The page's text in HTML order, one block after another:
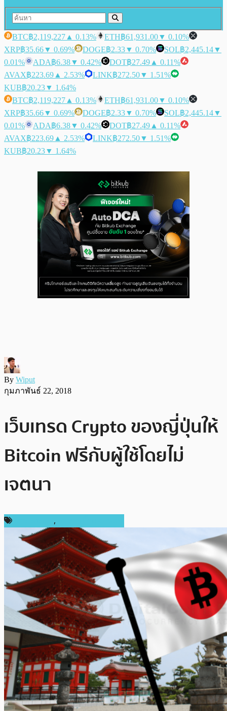
BTC฿2,119,227 ▲ 0.13% ETH฿61,931.00▼ 0.10%
XRP฿35.66▼ 0.69% DOGE฿2.33▼ 0.70% SOL฿2,445.14▼
0.01%
ADA฿6.38▼ 0.42% DOT฿27.49 ▲ 0.11%
AVAX฿223.69 ▲ 2.53% LINK฿272.50▼ 1.51%
KUB฿20.23▼ 1.64%
BTC฿2,119,227 ▲ 0.13% ETH฿61,931.00▼ 0.10%
XRP฿35.66▼ 0.69% DOGE฿2.33▼ 0.70% SOL฿2,445.14▼
0.01%
ADA฿6.38▼ 0.42% DOT฿27.49 ▲ 0.11%
AVAX฿223.69 ▲ 2.53% LINK฿272.50▼ 1.51%
KUB฿20.23▼ 1.64%
By Wiput
กุมภาพันธ์ 22, 2018
เว็บเทรด Crypto ของญี่ปุ่นให้
Bitcoin ฟรีกับผู้ใช้โดยไม่
เจตนา
,